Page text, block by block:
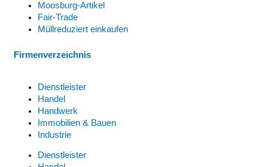
Moosburg-Artikel
Fair-Trade
Müllreduziert einkaufen
Firmenverzeichnis
Dienstleister
Handel
Handwerk
Immobilien & Bauen
Industrie
Dienstleister